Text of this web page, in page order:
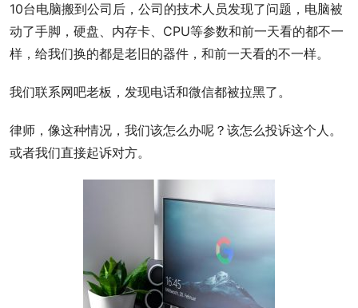
10台电脑搬到公司后，公司的技术人员发现了问题，电脑被
动了手脚，硬盘、内存卡、CPU等参数和前一天看的都不一
样，给我们换的都是老旧的器件，和前一天看的不一样。
我们联系网吧老板，发现电话和微信都被拉黑了。
律师，像这种情况，我们该怎么办呢？该怎么投诉这个人。
或者我们直接起诉对方。